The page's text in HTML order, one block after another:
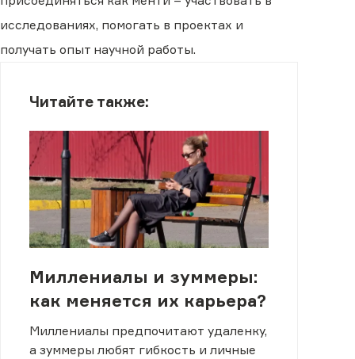
исследованиях, помогать в проектах и
получать опыт научной работы.
Читайте также:
Миллениалы и зуммеры:
как меняется их карьера?
Миллениалы предпочитают удаленку,
а зуммеры любят гибкость и личные